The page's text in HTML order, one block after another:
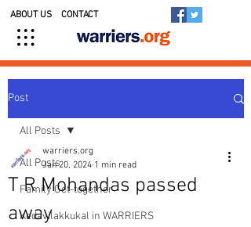
ABOUT US CONTACT
Post
All Posts
Family Get-together
Kedavilakkukal in WARRIERS
All Posts
T R Mohandas passed
away
warriers.org
Jan 20, 2024 1 min read